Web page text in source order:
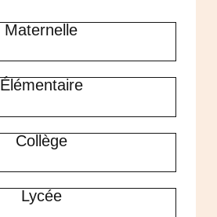
Maternelle
Élémentaire
Collège
Lycée